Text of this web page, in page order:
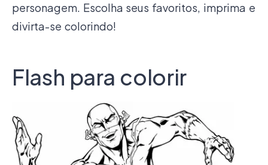
personagem. Escolha seus favoritos, imprima e
divirta-se colorindo!
Flash para colorir